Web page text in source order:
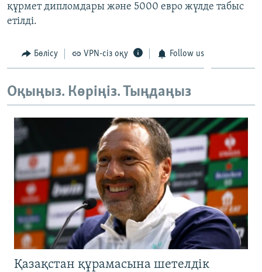
құрмет дипломдары және 5000 евро жүлде табыс
етілді.
Бөлісу VPN-сіз оқу Follow us
Оқыңыз. Көріңіз. Тыңдаңыз
Қазақстан құрамасына шетелдік